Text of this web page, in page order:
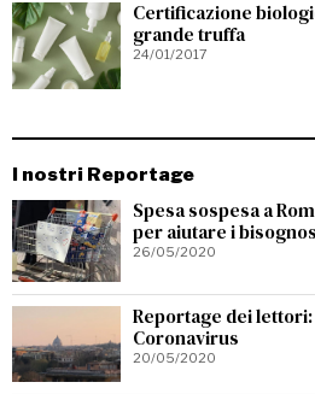
Certificazione
grande truffa
24/01/2017
I nostri Reportage
Spesa sospesa a
per aiutare i
26/05/2020
Reportage dei
Coronavirus
20/05/2020